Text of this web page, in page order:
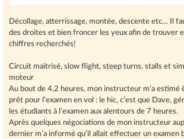
Décollage, atterrissage, montée, descente etc… Il
des droites et bien froncer les yeux afin de trouver
chiffres recherchés!
Circuit maitrisé, slow flight, steep turns, stalls et
moteur
Au bout de 4,2 heures, mon instructeur m’a
prêt pour l’examen en vol : le hic, c’est que Dave,
les étudiants à l’examen aux alentours de 7 heures.
Après quelques négociations de mon instructeur
dernier m’a informé qu’il allait effectuer un examen